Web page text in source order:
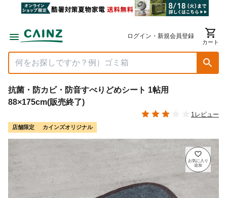
ログイン・新規会員登録
カート
抗菌・防カビ・防音すべりどめシート 1帖用
88×175cm(販売終了)
1レビュー
店舗限定 カインズオリジナル